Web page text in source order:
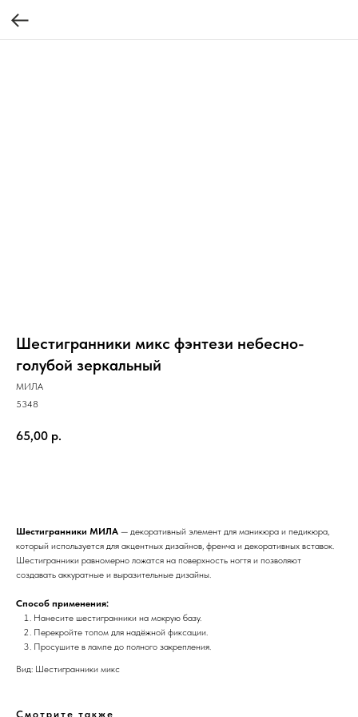
Шестигранники микс фэнтези небесно-
голубой зеркальный
МИЛА
5348
65,00 р.
Шестигранники МИЛА — декоративный элемент для маникюра и педикюра,
который используется для акцентных дизайнов, френча и декоративных вставок.
Шестигранники равномерно ложатся на поверхность ногтя и позволяют
создавать аккуратные и выразительные дизайны.
Способ применения:
Нанесите шестигранники на мокрую базу.
Перекройте топом для надёжной фиксации.
Просушите в лампе до полного закрепления.
Вид: Шестигранники микс
Смотрите также